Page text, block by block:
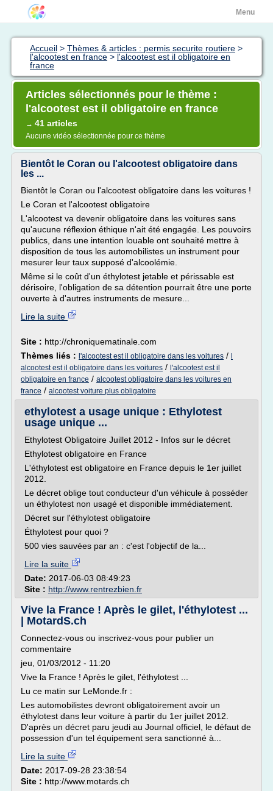
Menu
Accueil > Thèmes & articles : permis securite routiere >
l'alcootest en france > l'alcootest est il obligatoire en
france
Articles sélectionnés pour le thème :
l'alcootest est il obligatoire en france
→ 41 articles
Aucune vidéo sélectionnée pour ce thème
Bientôt le Coran ou l'alcootest obligatoire dans
les ...
Bientôt le Coran ou l'alcootest obligatoire dans les voitures !
Le Coran et l'alcootest obligatoire
L'alcootest va devenir obligatoire dans les voitures sans
qu'aucune réflexion éthique n'ait été engagée. Les pouvoirs
publics, dans une intention louable ont souhaité mettre à
disposition de tous les automobilistes un instrument pour
mesurer leur taux supposé d'alcoolémie.
Même si le coût d'un éthylotest jetable et périssable est
dérisoire, l'obligation de sa détention pourrait être une porte
ouverte à d'autres instruments de mesure...
Lire la suite
Site : http://chroniquematinale.com
Thèmes liés : l'alcootest est il obligatoire dans les voitures /
alcootest est il obligatoire dans les voitures / l'alcootest est il
obligatoire en france / alcootest obligatoire dans les voitures en
france / alcootest voiture plus obligatoire
ethylotest a usage unique : Ethylotest
usage unique ...
Ethylotest Obligatoire Juillet 2012 - Infos sur le décret
Ethylotest obligatoire en France
L'éthylotest est obligatoire en France depuis le 1er juillet
2012.
Le décret oblige tout conducteur d'un véhicule à posséder
un éthylotest non usagé et disponible immédiatement.
Décret sur l'éthylotest obligatoire
Éthylotest pour quoi ?
500 vies sauvées par an : c'est l'objectif de la...
Lire la suite
Date: 2017-06-03 08:49:23
Site : http://www.rentrezbien.fr
Vive la France ! Après le gilet, l'éthylotest ...
| MotardS.ch
Connectez-vous ou inscrivez-vous pour publier un
commentaire
jeu, 01/03/2012 - 11:20
Vive la France ! Après le gilet, l'éthylotest ...
Lu ce matin sur LeMonde.fr :
Les automobilistes devront obligatoirement avoir un
éthylotest dans leur voiture à partir du 1er juillet 2012.
D'après un décret paru jeudi au Journal officiel, le défaut de
possession d'un tel équipement sera sanctionné à...
Lire la suite
Date: 2017-09-28 23:38:54
Site : http://www.motards.ch